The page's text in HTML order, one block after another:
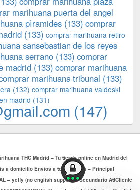
marihuana puerta del angel
pìramides (133) comprar
(133) comprar marihuana retiro
sansebastian de los reyes
serrano (133) comprar
madrid (133) comprar marihuana
marihuana tribunal (133)
(132) comprar marihuana valdeski
madrid (131) (147)
THC Madrid – Tu tienda online en Madrid del
a domicilio Envios a toda Europa – Principal
– yeffy (no english support) – Secundario AttCliente